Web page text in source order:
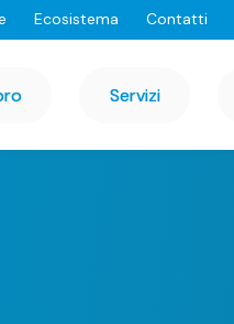
Ecosistema Contatti
Servizi